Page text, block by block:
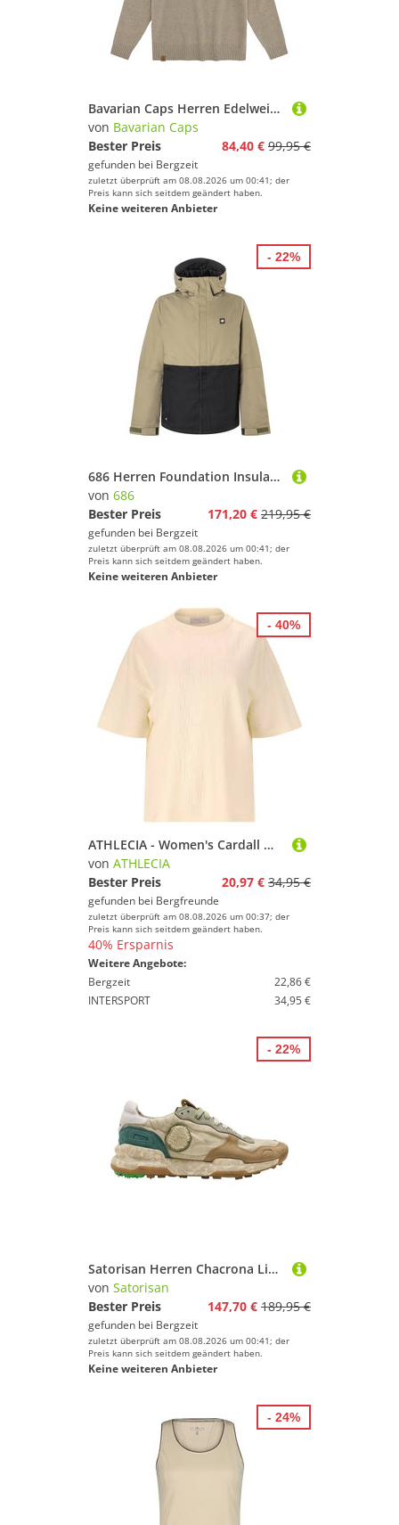
Bavarian Caps Herren Edelweiß Stricktroyer Pullover
von Bavarian Caps
Bester Preis
84,40 € 99,95 €
gefunden bei Bergzeit
zuletzt überprüft am 08.08.2026 um 00:41; der
Preis kann sich seitdem geändert haben.
Keine weiteren Anbieter
686 Herren Foundation Insulated Jacke
von 686
Bester Preis
171,20 € 219,95 €
gefunden bei Bergzeit
zuletzt überprüft am 08.08.2026 um 00:41; der
Preis kann sich seitdem geändert haben.
Keine weiteren Anbieter
- 22%
ATHLECIA - Women's Cardall Waffle Tee - T-Shirt Gr 36 beige
von ATHLECIA
Bester Preis
20,97 € 34,95 €
gefunden bei Bergfreunde
zuletzt überprüft am 08.08.2026 um 00:37; der
Preis kann sich seitdem geändert haben.
40% Ersparnis
Weitere Angebote:
Bergzeit
22,86 €
INTERSPORT
34,95 €
- 40%
Satorisan Herren Chacrona Linen Schuhe
von Satorisan
Bester Preis
147,70 € 189,95 €
gefunden bei Bergzeit
zuletzt überprüft am 08.08.2026 um 00:41; der
Preis kann sich seitdem geändert haben.
Keine weiteren Anbieter
- 22%
- 24%